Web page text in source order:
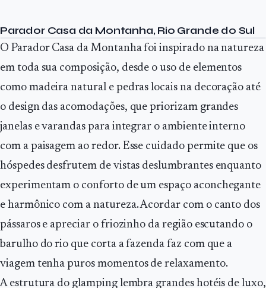
Parador Casa da Montanha, Rio Grande do Sul
O Parador Casa da Montanha foi inspirado na natureza
em toda sua composição, desde o uso de elementos
como madeira natural e pedras locais na decoração até
o design das acomodações, que priorizam grandes
janelas e varandas para integrar o ambiente interno
com a paisagem ao redor. Esse cuidado permite que os
hóspedes desfrutem de vistas deslumbrantes enquanto
experimentam o conforto de um espaço aconchegante
e harmônico com a natureza. Acordar com o canto dos
pássaros e apreciar o friozinho da região escutando o
barulho do rio que corta a fazenda faz com que a
viagem tenha puros momentos de relaxamento.
A estrutura do glamping lembra grandes hotéis de luxo,